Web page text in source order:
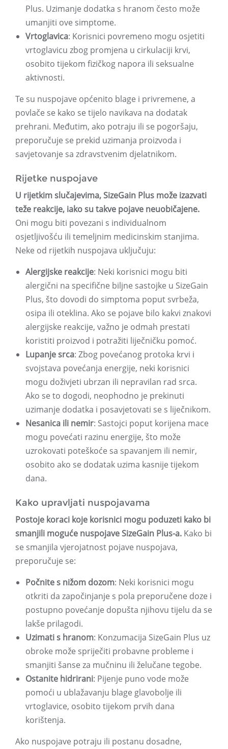
Plus. Uzimanje dodatka s hranom često može
umanjiti ove simptome.
Vrtoglavica: Korisnici povremeno mogu osjetiti
vrtoglavicu zbog promjena u cirkulaciji krvi,
osobito tijekom fizičkog napora ili seksualne
aktivnosti.
Te su nuspojave općenito blage i privremene, a
povlače se kako se tijelo navikava na dodatak
prehrani. Međutim, ako potraju ili se pogoršaju,
preporučuje se prekid uzimanja proizvoda i
savjetovanje sa zdravstvenim djelatnikom.
Rijetke nuspojave
U rijetkim slučajevima, SizeGain Plus može izazvati
teže reakcije, iako su takve pojave neuobičajene.
Oni mogu biti povezani s individualnom
osjetljivošću ili temeljnim medicinskim stanjima.
Neke od rijetkih nuspojava uključuju:
Alergijske reakcije: Neki korisnici mogu biti
alergični na specifične biljne sastojke u SizeGain
Plus, što dovodi do simptoma poput svrbeža,
osipa ili oteklina. Ako se pojave bilo kakvi znakovi
alergijske reakcije, važno je odmah prestati
koristiti proizvod i potražiti liječničku pomoć.
Lupanje srca: Zbog povećanog protoka krvi i
svojstava povećanja energije, neki korisnici
mogu doživjeti ubrzan ili nepravilan rad srca.
Ako se to dogodi, neophodno je prekinuti
uzimanje dodatka i posavjetovati se s liječnikom.
Nesanica ili nemir: Sastojci poput korijena mace
mogu povećati razinu energije, što može
uzrokovati poteškoće sa spavanjem ili nemir,
osobito ako se dodatak uzima kasnije tijekom
dana.
Kako upravljati nuspojavama
Postoje koraci koje korisnici mogu poduzeti kako bi
smanjili moguće nuspojave SizeGain Plus-a. Kako bi
se smanjila vjerojatnost pojave nuspojava,
preporučuje se:
Počnite s nižom dozom: Neki korisnici mogu
otkriti da započinjanje s pola preporučene doze i
postupno povećanje dopušta njihovu tijelu da se
lakše prilagodi.
Uzimati s hranom: Konzumacija SizeGain Plus uz
obroke može spriječiti probavne probleme i
smanjiti šanse za mučninu ili želučane tegobe.
Ostanite hidrirani: Pijenje puno vode može
pomoći u ublažavanju blage glavobolje ili
vrtoglavice, osobito tijekom prvih dana
korištenja.
Ako nuspojave potraju ili postanu dosadne,